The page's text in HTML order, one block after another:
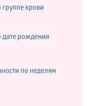
крови
дате рождения
по неделям